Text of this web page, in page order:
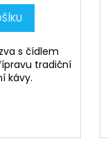
s čídlem
tradiční
kávy.